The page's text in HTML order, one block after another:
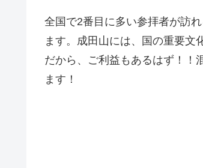
全国で2番目に多い参拝者が訪
ます。成田山には、国の重要文
だから、ご利益もあるはず！！
ます！